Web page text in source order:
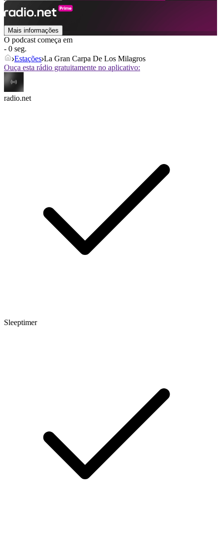
Mais informações
O podcast começa em
- 0 seg.
Estações La Gran Carpa De Los Milagros
Ouça esta rádio gratuitamente no aplicativo:
radio.net
Sleeptimer